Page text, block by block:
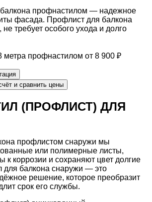
профнастилом — надежное
фасада. Профлист для балкона
не требует особого ухода и долго
метра профнастилом от 8 900 ₽
и сравнить цены
(ПРОФЛИСТ) ДЛЯ
профлистом снаружи мы
или полимерные листы,
к коррозии и сохраняют цвет долгие
для балкона снаружи — это
решение, которое преобразит
срок его службы.